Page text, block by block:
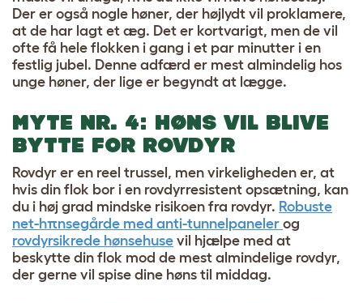
Der er også nogle høner, der højlydt vil proklamere,
at de har lagt et æg. Det er kortvarigt, men de vil
ofte få hele flokken i gang i et par minutter i en
festlig jubel. Denne adfærd er mest almindelig hos
unge høner, der lige er begyndt at lægge.
MYTE NR. 4: HØNS VIL BLIVE
BYTTE FOR ROVDYR
Rovdyr er en reel trussel, men virkeligheden er, at
hvis din flok bor i en rovdyrresistent opsætning, kan
du i høj grad mindske risikoen fra rovdyr. Robuste
net-hπnsegårde med anti-tunnelpaneler og
rovdyrsikrede hønsehuse vil hjælpe med at
beskytte din flok mod de mest almindelige rovdyr,
der gerne vil spise dine høns til middag.